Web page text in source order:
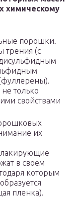
химическому
порошки.
трения (с
только
свойствами
их
в своем
которым
пленка).